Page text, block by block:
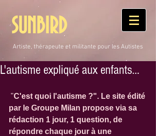
SUNBIRD
Artiste, thérapeute et militante pour les Autistes
L'autisme expliqué aux enfants...
"C'est quoi l'autisme ?". Le site édité
par le Groupe Milan propose via sa
rédaction 1 jour, 1 question, de
répondre chaque jour à une